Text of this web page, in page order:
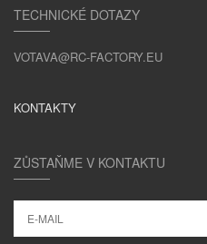
TECHNICKÉ DOTAZY
VOTAVA@RC-FACTORY.EU
KONTAKTY
ZŮSTAŇME V KONTAKTU